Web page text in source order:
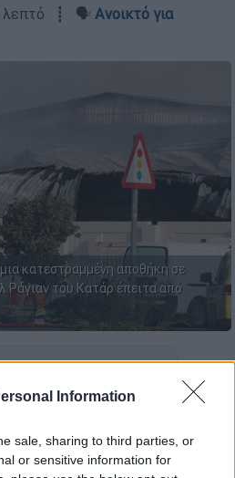
Information
sale, sharing to third parties, or
or sensitive information for
1 λεπτό ┋ 🗣️ Ανοικτό για
κατεστραμμένη αποθήκη σε
Ράγιαν του Κατάρ έπειτα από
το ΕΘΝΟΣ στη Google
ελικοπτέρου,
Εσωτερικών